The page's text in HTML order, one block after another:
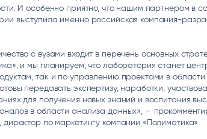
И особенно приятно, что нашим партнером в
выступила именно российская компания-
с вузами входит в перечень основных
и мы планируем, что лаборатория станет
так и по управлению проектами в
передавать экспертизу, наработки,
для получения новых знаний и воспитания
в области анализа данных», —
по маркетингу компании «Полиматика».